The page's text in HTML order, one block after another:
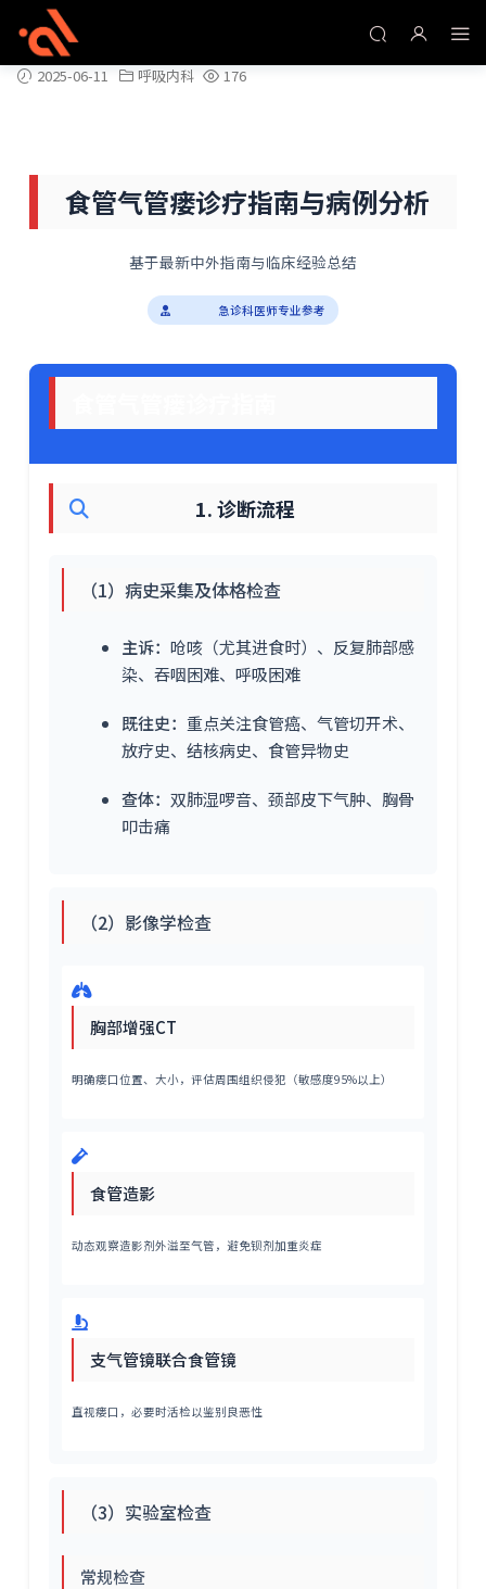
食管气管瘘诊疗指南与病例分析
2025-06-11 呼吸内科 176
食管气管瘘诊疗指南与病例分析
基于最新中外指南与临床经验总结
急诊科医师专业参考
1. 诊断流程
（1）病史采集及体格检查
主诉： 呛咳（尤其进食时）、反复肺部感
染、吞咽困难、呼吸困难
既往史： 重点关注食管癌、气管切开术、
放疗史、结核病史、食管异物史
查体： 双肺湿啰音、颈部皮下气肿、胸骨
叩击痛
（2）影像学检查
胸部增强CT
明确瘘口位置、大小，评估周围组织侵犯（敏感度95%以上）
食管造影
动态观察造影剂外溢至气管，避免钡剂加重炎症
支气管镜联合食管镜
直视瘘口，必要时活检以鉴别良恶性
（3）实验室检查
常规检查